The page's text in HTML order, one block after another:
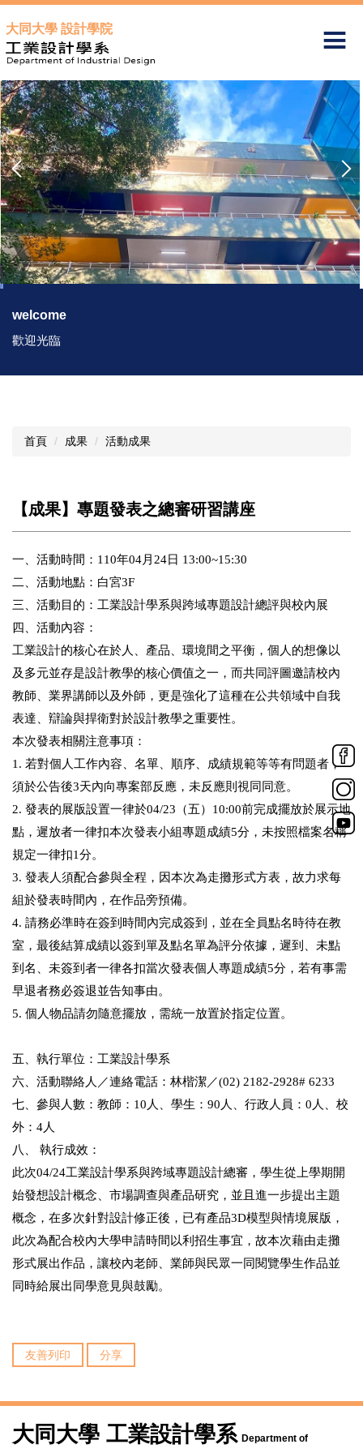
到
主
要
內
容
區
大同大學 設計學院
welcome
歡迎光臨
首頁 成果 活動成果
【成果】專題發表之總審研習講座
一、活動時間：110年04月24日 13:00~15:30
二、活動地點：白宮3F
三、活動目的：工業設計學系與跨域專題設計總評與校內展
四、活動內容：
工業設計的核心在於人、產品、環境間之平衡，個人的想像以
及多元並存是設計教學的核心價值之一，而共同評圖邀請校內
教師、業界講師以及外師，更是強化了這種在公共領域中自我
表達、辯論與捍衛對於設計教學之重要性。
本次發表相關注意事項：
1. 若對個人工作內容、名單、順序、成績規範等等有問題者，
須於公告後3天內向專案部反應，未反應則視同同意。
2. 發表的展版設置一律於04/23（五）10:00前完成擺放於展示地
點，遲放者一律扣本次發表小組專題成績5分，未按照檔案名稱
規定一律扣1分。
3. 發表人須配合參與全程，因本次為走攤形式方表，故力求每
組於發表時間內，在作品旁預備。
4. 請務必準時在簽到時間內完成簽到，並在全員點名時待在教
室，最後結算成績以簽到單及點名單為評分依據，遲到、未點
到名、未簽到者一律各扣當次發表個人專題成績5分，若有事需
早退者務必簽退並告知事由。
5. 個人物品請勿隨意擺放，需統一放置於指定位置。
五、執行單位：工業設計學系
六、活動聯絡人／連絡電話：林楷潔／(02) 2182-2928# 6233
七、參與人數：教師：10人、學生：90人、行政人員：0人、校
外：4人
八、 執行成效：
此次04/24工業設計學系與跨域專題設計總審，學生從上學期開
始發想設計概念、市場調查與產品研究，並且進一步提出主題
概念，在多次針對設計修正後，已有產品3D模型與情境展版，
此次為配合校內大學申請時間以利招生事宜，故本次藉由走攤
形式展出作品，讓校內老師、業師與民眾一同閱覽學生作品並
同時給展出同學意見與鼓勵。
友善列印 分享
大同大學 工業設計學系 Department of